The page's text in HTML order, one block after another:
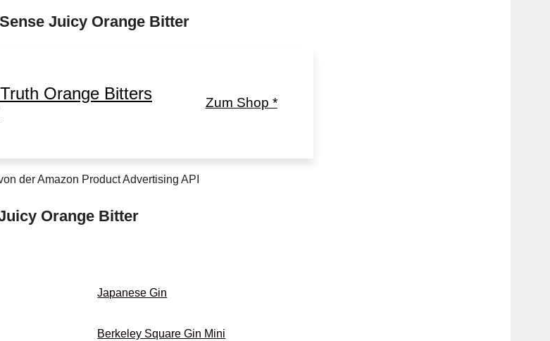
Juicy Orange Bitter
Orange Bitters
Zum Shop *
der Amazon Product Advertising API
Orange Bitter
Japanese Gin
Berkeley Square Gin Mini